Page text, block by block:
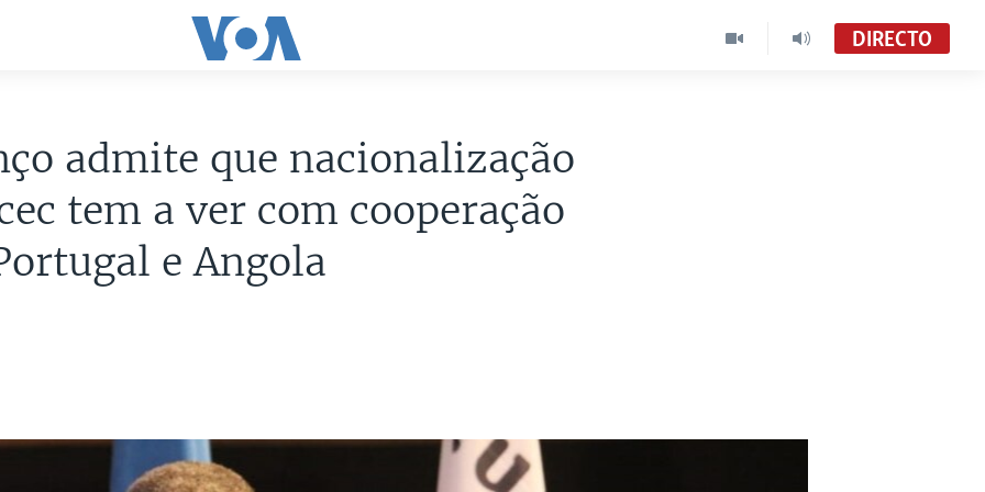
DIRECTO
admite que nacionalização
tem a ver com cooperação
e Angola